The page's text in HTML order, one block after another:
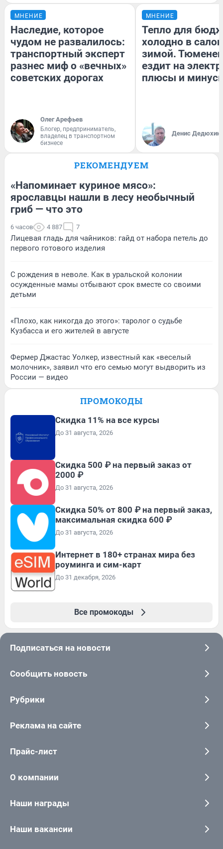
МНЕНИЕ
Наследие, которое
чудом не развалилось:
транспортный эксперт
разнес миф о «вечных»
советских дорогах
Олег Арефьев
Блогер, предприниматель,
владелец в транспортном
бизнесе
МНЕНИЕ
Тепло для
холодно в
зимой.
ездит на
плюсы и
Денис Дедюхин
РЕКОМЕНДУЕМ
«Напоминает куриное мясо»:
ярославцы нашли в лесу необычный
гриб — что это
6 часов 4 887 7
Лицевая гладь для чайников: гайд от набора петель до
первого готового изделия
С рождения в неволе. Как в уральской колонии
осужденные мамы отбывают срок вместе со своими
детьми
«Плохо, как никогда до этого»: таролог о судьбе
Кузбасса и его жителей в августе
Фермер Джастас Уолкер, известный как «веселый
молочник», заявил что его семью могут выдворить из
России — видео
ПРОМОКОДЫ
Скидка 11% на все курсы
До 31 августа, 2026
Скидка 500 ₽ на первый заказ от
2000 ₽
До 31 августа, 2026
Скидка 50% от 800 ₽ на первый заказ,
максимальная скидка 600 ₽
До 31 августа, 2026
Интернет в 180+ странах мира без
роуминга и сим-карт
До 31 декабря, 2026
Все промокоды
Подписаться на новости
Сообщить новость
Рубрики
Реклама на сайте
Прайс-лист
О компании
Наши награды
Наши вакансии